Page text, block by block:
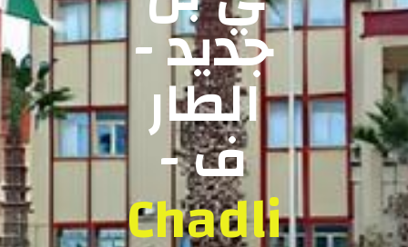
جديد -
الطار
ف -
Chadli